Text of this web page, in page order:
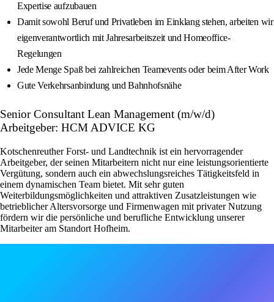
Expertise aufzubauen
Damit sowohl Beruf und Privatleben im Einklang stehen, arbeiten wir
eigenverantwortlich mit Jahresarbeitszeit und Homeoffice-
Regelungen
Jede Menge Spaß bei zahlreichen Teamevents oder beim After Work
Gute Verkehrsanbindung und Bahnhofsnähe
Senior Consultant Lean Management (m/w/d)
Arbeitgeber: HCM ADVICE KG
Kotschenreuther Forst- und Landtechnik ist ein hervorragender
Arbeitgeber, der seinen Mitarbeitern nicht nur eine leistungsorientierte
Vergütung, sondern auch ein abwechslungsreiches Tätigkeitsfeld in
einem dynamischen Team bietet. Mit sehr guten
Weiterbildungsmöglichkeiten und attraktiven Zusatzleistungen wie
betrieblicher Altersvorsorge und Firmenwagen mit privater Nutzung
fördern wir die persönliche und berufliche Entwicklung unserer
Mitarbeiter am Standort Hofheim.